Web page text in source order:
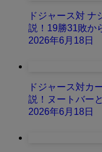
ドジャース対
説！19勝31敗か
2026年6月18日
ドジャース対カ
説！ヌートバー
2026年6月18日